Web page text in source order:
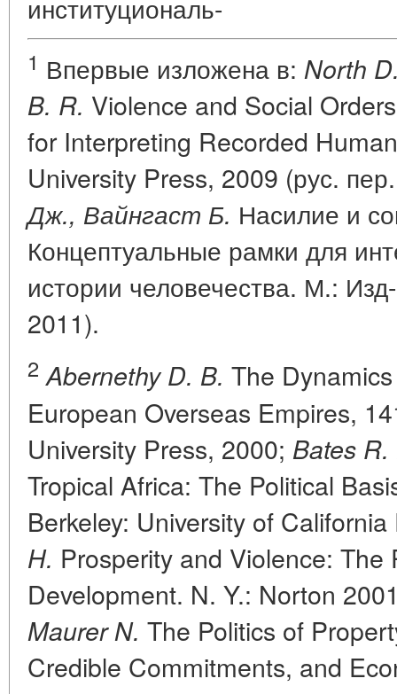
институциональ-
1 Впервые изложена в: North
B. R. Violence and Social
for Interpreting Recorded
University Press, 2009 (рус.
Дж., Вайнгаст Б. Насилие и
Концептуальные рамки для
истории человечества. М.:
2011).
2 Abernethy D. B. The
European Overseas Empires,
University Press, 2000; Bates R.
Tropical Africa: The Political
Berkeley: University of
H. Prosperity and Violence: The
Development. N. Y.: Norton
Maurer N. The Politics of
Credible Commitments, and